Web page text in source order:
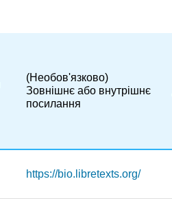
(Необов'язково)
Зовнішнє або внутрішнє
посилання
https://bio.libretexts.org/